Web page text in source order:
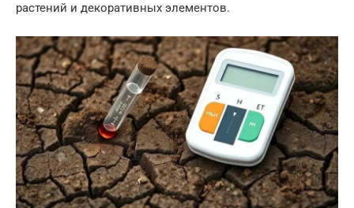
растений и декоративных элементов.